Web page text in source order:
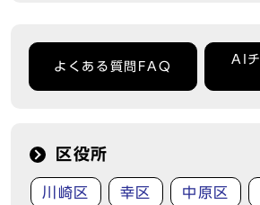
よくある質問FAQ
AI
区役所
川崎区 幸区 中原区